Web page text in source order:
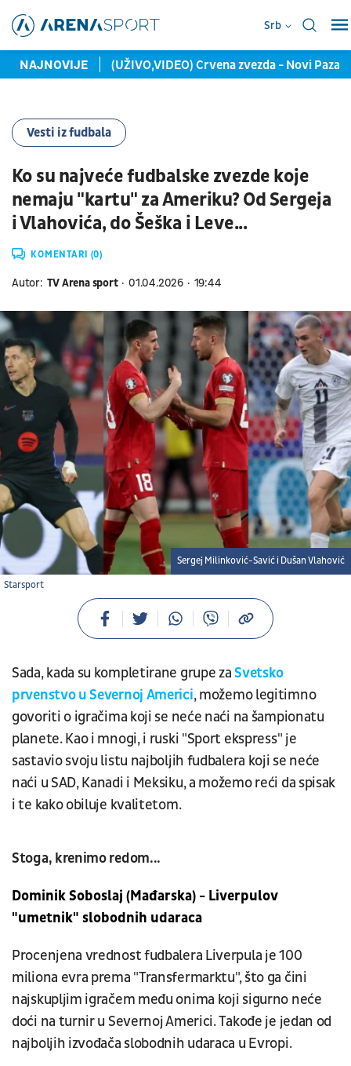
Srb
NAJNOVIJE (UŽIVO,VIDEO) Crvena zvezda - Novi
Vesti iz fudbala
Ko su najveće fudbalske zvezde koje
nemaju "kartu" za Ameriku? Od Sergeja
i Vlahovića, do Šeška i Leve...
KOMENTARI (0)
Autor: TV Arena sport 01.04.2026 19:44
Starsport
Sergej Milinković-Savić i Dušan Vlahović
Sada, kada su kompletirane grupe zaSvetsko
prvenstvo u Severnoj Americi, možemo legitimno
govoriti o igračima koji se neće naći na šampionatu
planete. Kao i mnogi, i ruski "Sport ekspress" je
sastavio svoju listu najboljih fudbalera koji se neće
naći u SAD, Kanadi i Meksiku, a možemo reći da spisak
i te kako obiluje kvalitetom.
Stoga, krenimo redom...
Dominik Soboslaj (Mađarska) - Liverpulov
"umetnik" slobodnih udaraca
Procenjena vrednost fudbalera Liverpula je 100
miliona evra prema "Transfermarktu", što ga čini
najskupljim igračem među onima koji sigurno neće
doći na turnir u Severnoj Americi. Takođe je jedan od
najboljih izvođača slobodnih udaraca u Evropi.